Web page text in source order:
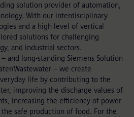
solution provider of automation,
With our interdisciplinary
and a high level of vertical
solutions for challenging
and industrial sectors.
and long-standing Siemens Solution
Wastewater – we create
life by contributing to the
improving the discharge values of
increasing the efficiency of power
safe production of food. For the